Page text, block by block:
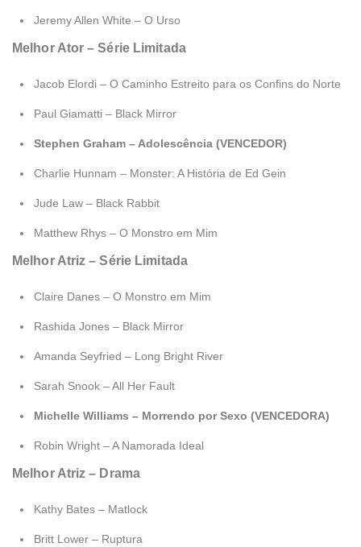
Jeremy Allen White – O Urso
Melhor Ator – Série Limitada
Jacob Elordi – O Caminho Estreito para os Confins do Norte
Paul Giamatti – Black Mirror
Stephen Graham – Adolescência (VENCEDOR)
Charlie Hunnam – Monster: A História de Ed Gein
Jude Law – Black Rabbit
Matthew Rhys – O Monstro em Mim
Melhor Atriz – Série Limitada
Claire Danes – O Monstro em Mim
Rashida Jones – Black Mirror
Amanda Seyfried – Long Bright River
Sarah Snook – All Her Fault
Michelle Williams – Morrendo por Sexo (VENCEDORA)
Robin Wright – A Namorada Ideal
Melhor Atriz – Drama
Kathy Bates – Matlock
Britt Lower – Ruptura